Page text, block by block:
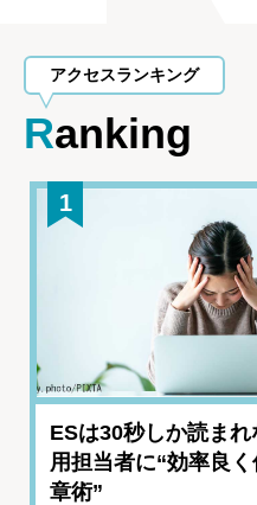
アクセスランキング
Ranking
1
ESは30秒しか読ま
用担当者に“効率良
章術”